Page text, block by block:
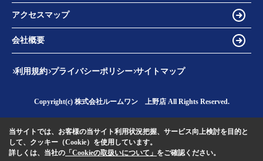
アクセスマップ
会社概要
利用規約 プライバシーポリシー サイトマップ
Copyright(c) 株式会社ルームワン 上野店 All Rights Reserved.
当サイトでは、お客様の当サイト利用状況把握、サービス向上検討を目的と
して、クッキー（Cookie）を使用しています。
詳しくは、当社の 「Cookieの取扱いについて」 をご確認ください。